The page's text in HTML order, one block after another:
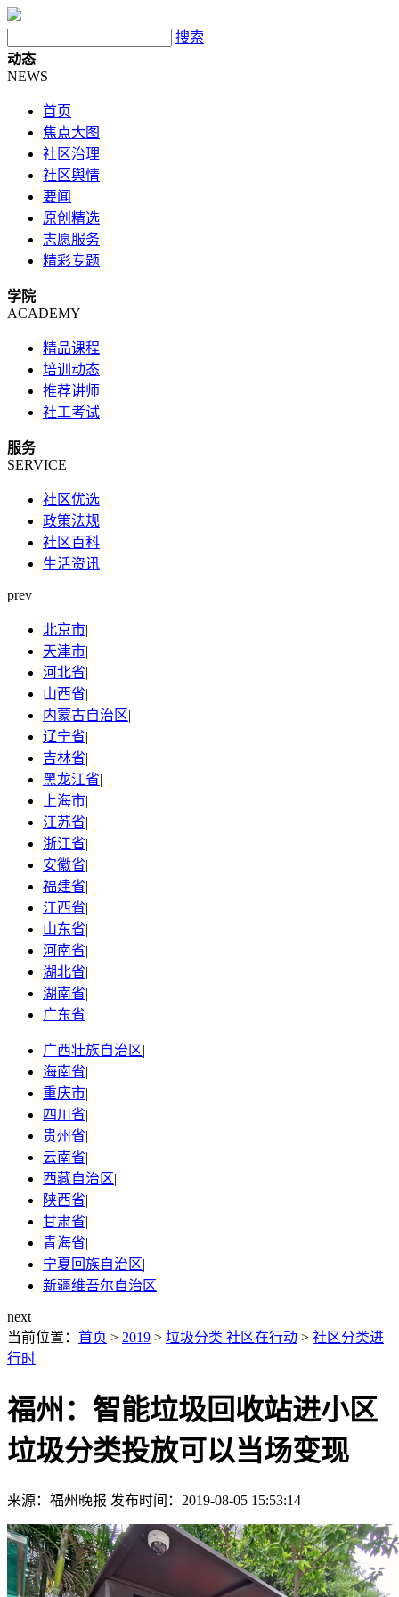
搜索
动态
NEWS
首页
焦点大图
社区治理
社区舆情
要闻
原创精选
志愿服务
精彩专题
学院
ACADEMY
精品课程
培训动态
推荐讲师
社工考试
服务
SERVICE
社区优选
政策法规
社区百科
生活资讯
prev
北京市|
天津市|
河北省|
山西省|
内蒙古自治区|
辽宁省|
吉林省|
黑龙江省|
上海市|
江苏省|
浙江省|
安徽省|
福建省|
江西省|
山东省|
河南省|
湖北省|
湖南省|
广东省
广西壮族自治区|
海南省|
重庆市|
四川省|
贵州省|
云南省|
西藏自治区|
陕西省|
甘肃省|
青海省|
宁夏回族自治区|
新疆维吾尔自治区
next
当前位置： 首页 > 2019 > 垃圾分类 社区在行动 > 社区分类进
行时
福州：智能垃圾回收站进小区
垃圾分类投放可以当场变现
来源：福州晚报 发布时间：2019-08-05 15:53:14